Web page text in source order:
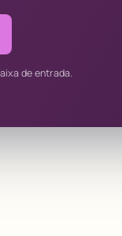
de entrada.